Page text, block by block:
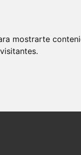
mostrarte